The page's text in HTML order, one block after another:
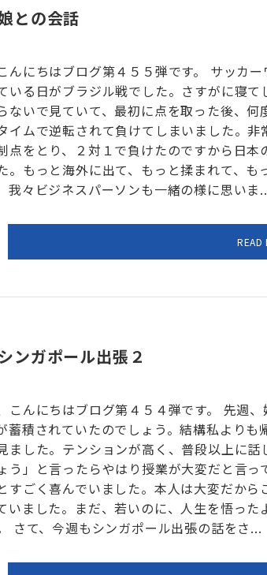
との会話
んにちはブログ第４５５弾です。 サッカ
いる日がブラジル戦でした。さすがに寝
ないで見ていて、最初に点を取った後、
イムで逆転されて負けてしまいました。
点をとり、２対１で負けたのですから日
。もっと海外に出て、もっと揉まれて、
我々ビジネスパーソンも一緒の様に思いま
ンガポール出張２
こんにちはブログ第４５４弾です。 先週
蓄積されていたのでしょう。結構私より
ました。テンションが高く、普段以上に
う」と言ったらやはり授業が大変だと言
すごく喜んでいました。本人は大変だか
いました。まだ、若いのに、人生を悟っ
さて、今週もシンガポール出張の話をさ...